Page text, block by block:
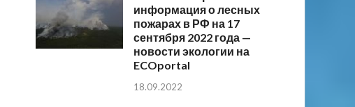
информация о лесных
пожарах в РФ на 17
сентября 2022 года —
новости экологии на
ECOportal
18.09.2022